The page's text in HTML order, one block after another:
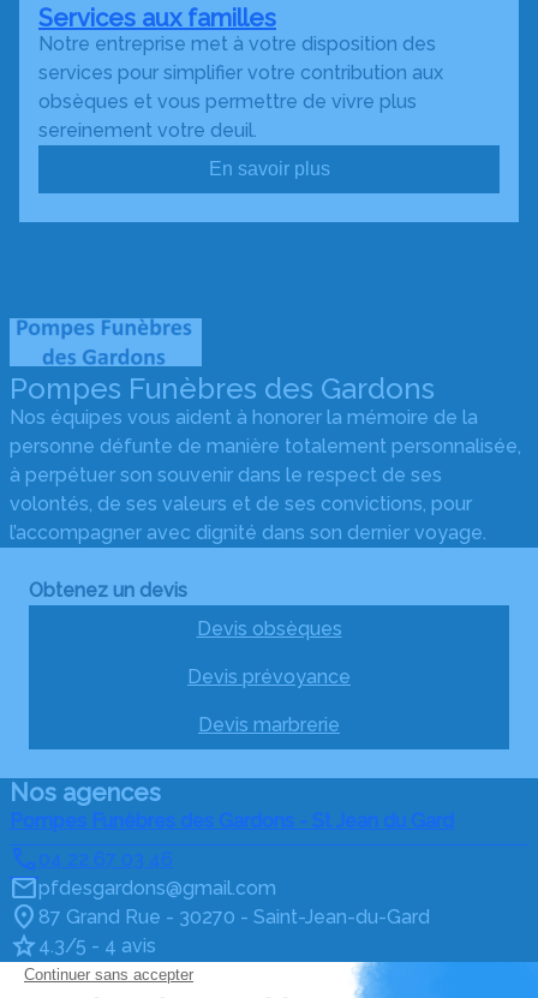
Services aux familles
Notre entreprise met à votre disposition des
services pour simplifier votre contribution aux
obsèques et vous permettre de vivre plus
sereinement votre deuil.
En savoir plus
Pompes Funèbres des Gardons
Nos équipes vous aident à honorer la mémoire de la
personne défunte de manière totalement personnalisée,
à perpétuer son souvenir dans le respect de ses
volontés, de ses valeurs et de ses convictions, pour
l’accompagner avec dignité dans son dernier voyage.
Obtenez un devis
Devis obsèques
Devis prévoyance
Devis marbrerie
Nos agences
Pompes Funèbres des Gardons - St Jean du Gard
04 22 67 03 46
pfdesgardons@gmail.com
87 Grand Rue - 30270 - Saint-Jean-du-Gard
4.3/5 - 4 avis